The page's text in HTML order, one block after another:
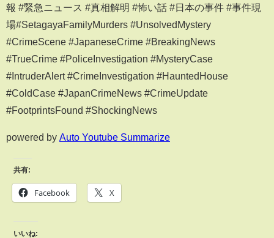
報 #緊急ニュース #真相解明 #怖い話 #日本の事件 #事件現
場#SetagayaFamilyMurders #UnsolvedMystery
#CrimeScene #JapaneseCrime #BreakingNews
#TrueCrime #PoliceInvestigation #MysteryCase
#IntruderAlert #CrimeInvestigation #HauntedHouse
#ColdCase #JapanCrimeNews #CrimeUpdate
#FootprintsFound #ShockingNews
powered by Auto Youtube Summarize
共有:
Facebook X
いいね: